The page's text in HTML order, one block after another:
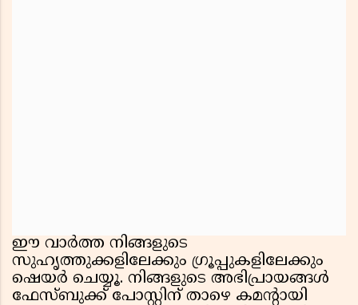
ഈ വാർത്ത നിങ്ങളുടെ
സുഹൃത്തുക്കളിലേക്കും ഗ്രൂപ്പുകളിലേക്കും
ഷെയർ ചെയ്യൂ. നിങ്ങളുടെ അഭിപ്രായങ്ങൾ
ഫേസ്ബുക്ക് പോസ്റ്റിന് താഴെ കമൻ്റായി